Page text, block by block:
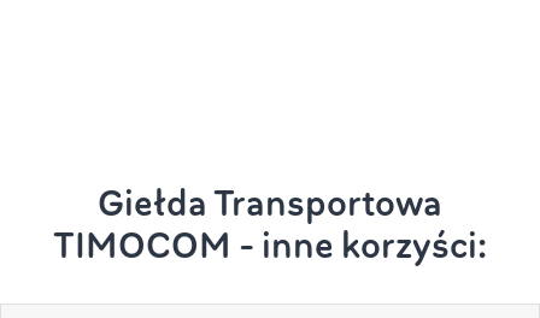
Giełda Transportowa
TIMOCOM - inne korzyści: